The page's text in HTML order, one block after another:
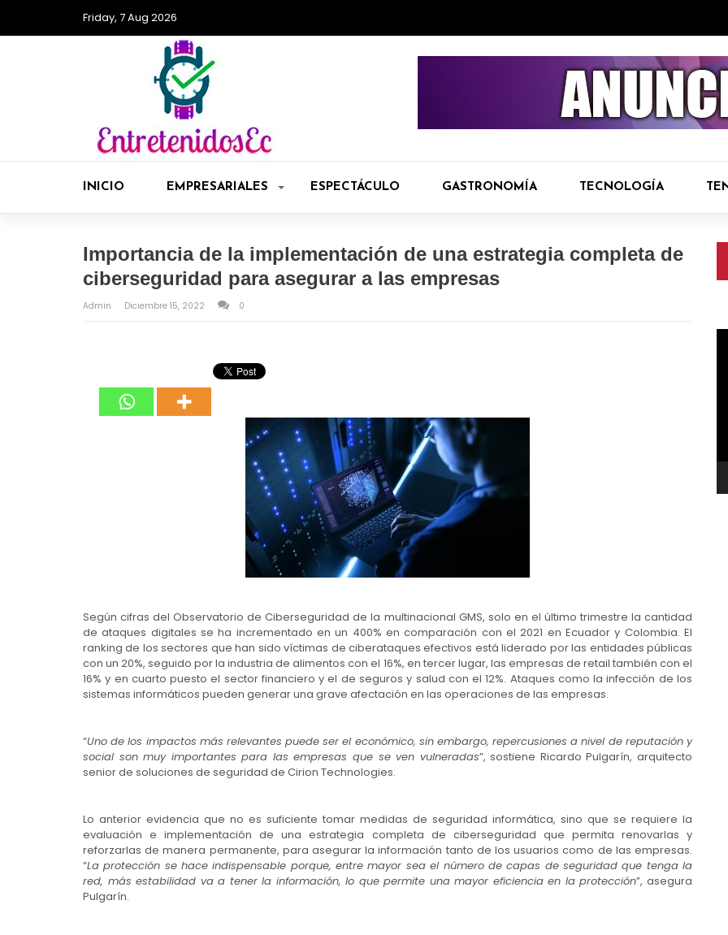
Friday, 7 Aug 2026
INICIO EMPRESARIALES ESPECTÁCULO GASTRONOMÍA TECNOLOGÍA
Importancia de la implementación de una estrategia completa de
ciberseguridad para asegurar a las empresas
Admin Diciembre 15, 2022 0
Según cifras del Observatorio de Ciberseguridad de la multinacional GMS, solo en el último trimestre la cantidad
de ataques digitales se ha incrementado en un 400% en comparación con el 2021 en Ecuador y Colombia. El
ranking de los sectores que han sido víctimas de ciberataques efectivos está liderado por las entidades públicas
con un 20%, seguido por la industria de alimentos con el 16%, en tercer lugar, las empresas de retail también con el
16% y en cuarto puesto el sector financiero y el de seguros y salud con el 12%. Ataques como la infección de los
sistemas informáticos pueden generar una grave afectación en las operaciones de las empresas.
“Uno de los impactos más relevantes puede ser el económico, sin embargo, repercusiones a nivel de reputación y
social son muy importantes para las empresas que se ven vulneradas”, sostiene Ricardo Pulgarín, arquitecto
senior de soluciones de seguridad de Cirion Technologies.
Lo anterior evidencia que no es suficiente tomar medidas de seguridad informática, sino que se requiere la
evaluación e implementación de una estrategia completa de ciberseguridad que permita renovarlas y
reforzarlas de manera permanente, para asegurar la información tanto de los usuarios como de las empresas.
“La protección se hace indispensable porque, entre mayor sea el número de capas de seguridad que tenga la
red, más estabilidad va a tener la información, lo que permite una mayor eficiencia en la protección”, asegura
Pulgarín.